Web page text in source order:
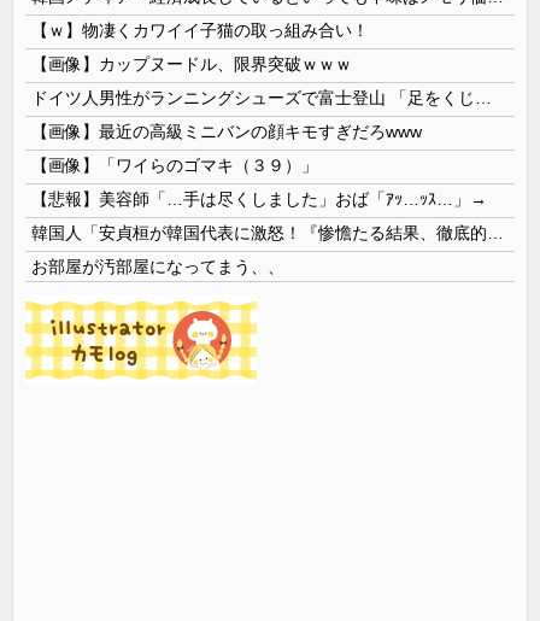
【ｗ】物凄くカワイイ子猫の取っ組み合い！
【画像】カップヌードル、限界突破ｗｗｗ
【画像】最近の高級ミニバンの顔キモすぎだろwww
【画像】「ワイらのゴマキ（３９）」
【悲報】美容師「…手は尽くしました」おば「ｱｯ…ｯｽ…」→
お部屋が汚部屋になってまう、、